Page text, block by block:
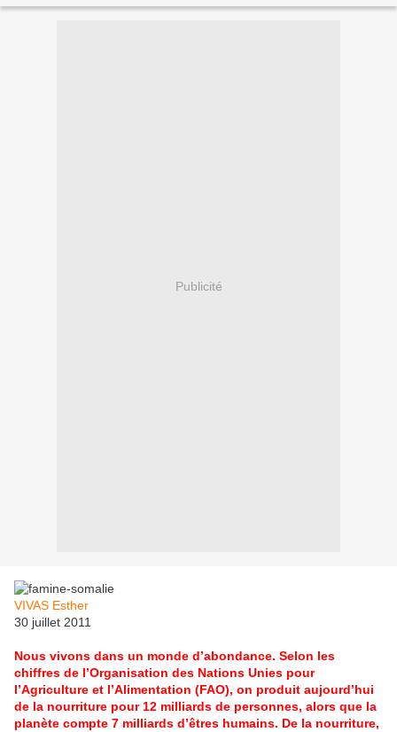
Publicité
VIVAS Esther
30 juillet 2011
Nous vivons dans un monde d’abondance. Selon les
chiffres de l’Organisation des Nations Unies pour
l’Agriculture et l’Alimentation (FAO), on produit aujourd’hui
de la nourriture pour 12 milliards de personnes, alors que la
planète compte 7 milliards d’êtres humains. De la nourriture,